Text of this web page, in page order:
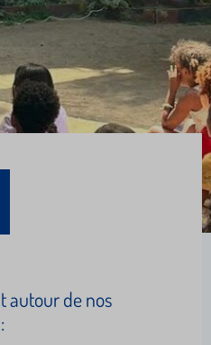
autour de nos